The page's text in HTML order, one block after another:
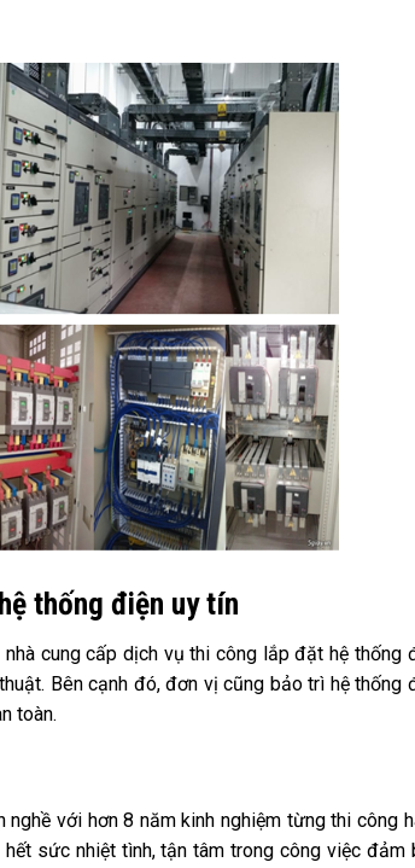
thống điện uy tín
nhà cung cấp dịch vụ thi công lắp đặt hệ thống
Bên cạnh đó, đơn vị cũng bảo trì hệ thống
toàn.
với hơn 8 năm kinh nghiệm từng thi công
sức nhiệt tình, tận tâm trong công việc đảm